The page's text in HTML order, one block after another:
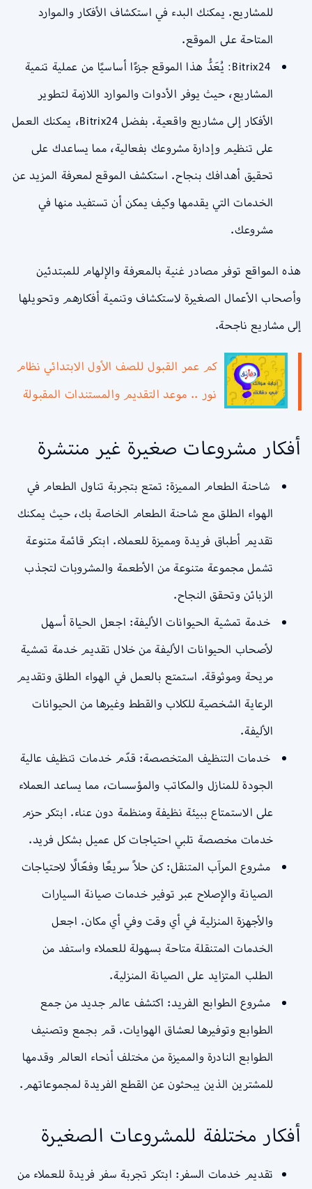
للمشاريع. يمكنك البدء في استكشاف الأفكار والموارد
المتاحة على الموقع.
Bitrix24: يُعَدُّ هذا الموقع جزءًا أساسيًا من عملية تنمية
المشاريع، حيث يوفر الأدوات والموارد اللازمة لتطوير
الأفكار إلى مشاريع واقعية. بفضل Bitrix24، يمكنك العمل
على تنظيم وإدارة مشروعك بفعالية، مما يساعدك على
تحقيق أهدافك بنجاح. استكشف الموقع لمعرفة المزيد عن
الخدمات التي يقدمها وكيف يمكن أن تستفيد منها في
مشروعك.
هذه المواقع توفر مصادر غنية بالمعرفة والإلهام للمبتدئين
وأصحاب الأعمال الصغيرة لاستكشاف وتنمية أفكارهم وتحويلها
إلى مشاريع ناجحة.
كم عمر القبول للصف الأول الابتدائي نظام
نور .. موعد التقديم والمستندات المقبولة
أفكار مشروعات صغيرة غير منتشرة
شاحنة الطعام المميزة: تمتع بتجربة تناول الطعام في
الهواء الطلق مع شاحنة الطعام الخاصة بك، حيث يمكنك
تقديم أطباق فريدة ومميزة للعملاء. ابتكر قائمة متنوعة
تشمل مجموعة متنوعة من الأطعمة والمشروبات لتجذب
الزبائن وتحقق النجاح.
خدمة تمشية الحيوانات الأليفة: اجعل الحياة أسهل
لأصحاب الحيوانات الأليفة من خلال تقديم خدمة تمشية
مريحة وموثوقة. استمتع بالعمل في الهواء الطلق وتقديم
الرعاية الشخصية للكلاب والقطط وغيرها من الحيوانات
الأليفة.
خدمات التنظيف المتخصصة: قدّم خدمات تنظيف عالية
الجودة للمنازل والمكاتب والمؤسسات، مما يساعد العملاء
على الاستمتاع ببيئة نظيفة ومنظمة دون عناء. ابتكر حزم
خدمات مخصصة تلبي احتياجات كل عميل بشكل فريد.
مشروع المرآب المتنقل: كن حلاً سريعًا وفعّالًا لاحتياجات
الصيانة والإصلاح عبر توفير خدمات صيانة السيارات
والأجهزة المنزلية في أي وقت وفي أي مكان. اجعل
الخدمات المتنقلة متاحة بسهولة للعملاء واستفد من
الطلب المتزايد على الصيانة المنزلية.
مشروع الطوابع الفريد: اكتشف عالم جديد من جمع
الطوابع وتوفيرها لعشاق الهوايات. قم بجمع وتصنيف
الطوابع النادرة والمميزة من مختلف أنحاء العالم وقدمها
للمشترين الذين يبحثون عن القطع الفريدة لمجموعاتهم.
أفكار مختلفة للمشروعات الصغيرة
تقديم خدمات السفر: ابتكر تجربة سفر فريدة للعملاء من